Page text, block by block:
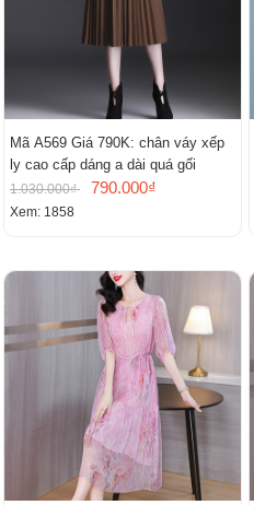
Mã A569 Giá 790K: chân váy xếp
ly cao cấp dáng a dài quá gối
1.030.000₫ 790.000₫
Xem: 1858